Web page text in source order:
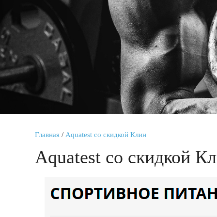
Главная / Aquatest со скидкой Клин
Aquatest со скидкой